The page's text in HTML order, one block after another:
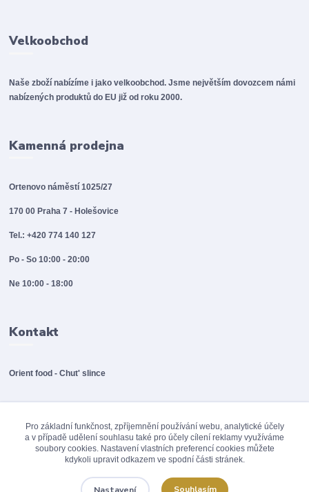
Velkoobchod
Naše zboží nabízíme i jako velkoobchod. Jsme největším dovozcem námi
nabízených produktů do EU již od roku 2000.
Kamenná prodejna
Ortenovo náměstí 1025/27
170 00 Praha 7 - Holešovice
Tel.: +420 774 140 127
Po - So 10:00 - 20:00
Ne 10:00 - 18:00
Kontakt
Orient food - Chut' slince
Pro základní funkčnost, zpříjemnění používání webu, analytické účely
a v případě udělení souhlasu také pro účely cílení reklamy využíváme
soubory cookies. Nastavení vlastních preferencí cookies můžete
kdykoli upravit odkazem ve spodní části stránek.
Nastavení Souhlasím